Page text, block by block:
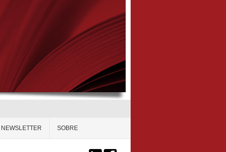
NEWSLETTER SOBRE